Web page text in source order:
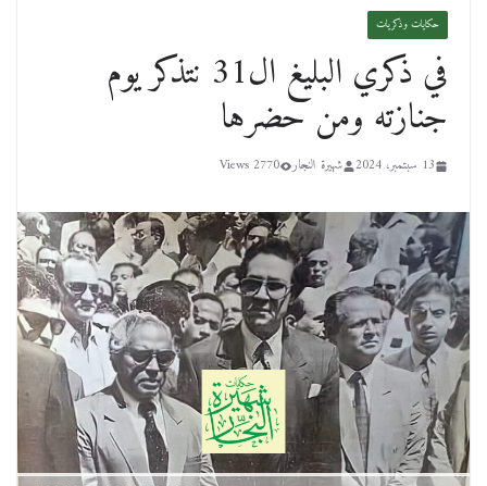
حكايات وذكريات
في ذكري البليغ ال31 نتذكر يوم
جنازته ومن حضرها
13 سبتمبر، 2024 شهيرة النجار 2770 Views